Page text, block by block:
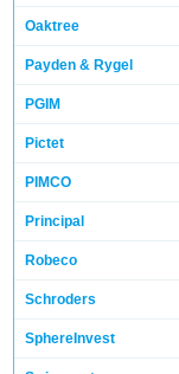
Oaktree
Payden & Rygel
PGIM
Pictet
PIMCO
Principal
Robeco
Schroders
SphereInvest